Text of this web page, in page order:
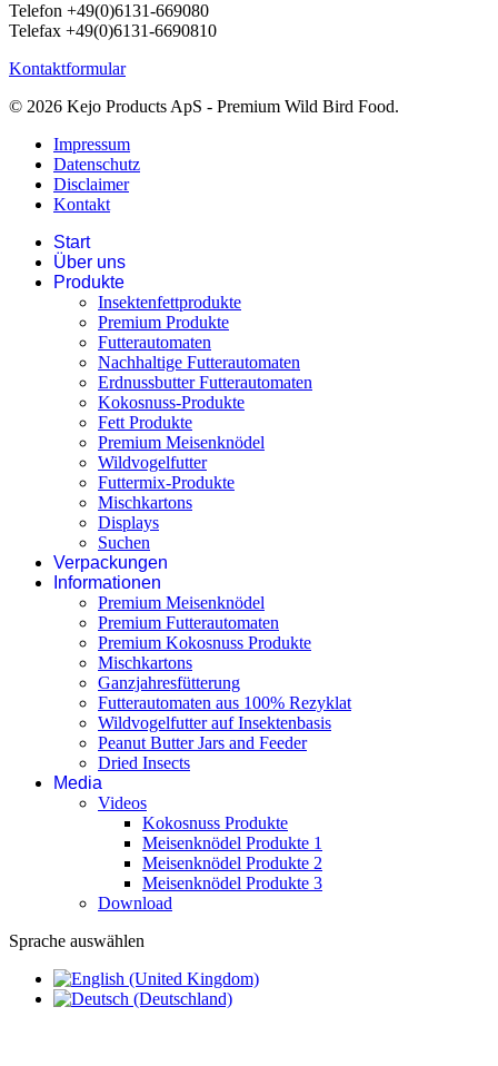
Telefon +49(0)6131-669080
Telefax +49(0)6131-6690810
Kontaktformular
© 2026 Kejo Products ApS - Premium Wild Bird Food.
Impressum
Datenschutz
Disclaimer
Kontakt
Start
Über uns
Produkte
Insektenfettprodukte
Premium Produkte
Futterautomaten
Nachhaltige Futterautomaten
Erdnussbutter Futterautomaten
Kokosnuss-Produkte
Fett Produkte
Premium Meisenknödel
Wildvogelfutter
Futtermix-Produkte
Mischkartons
Displays
Suchen
Verpackungen
Informationen
Premium Meisenknödel
Premium Futterautomaten
Premium Kokosnuss Produkte
Mischkartons
Ganzjahresfütterung
Futterautomaten aus 100% Rezyklat
Wildvogelfutter auf Insektenbasis
Peanut Butter Jars and Feeder
Dried Insects
Media
Videos
Kokosnuss Produkte
Meisenknödel Produkte 1
Meisenknödel Produkte 2
Meisenknödel Produkte 3
Download
Sprache auswählen